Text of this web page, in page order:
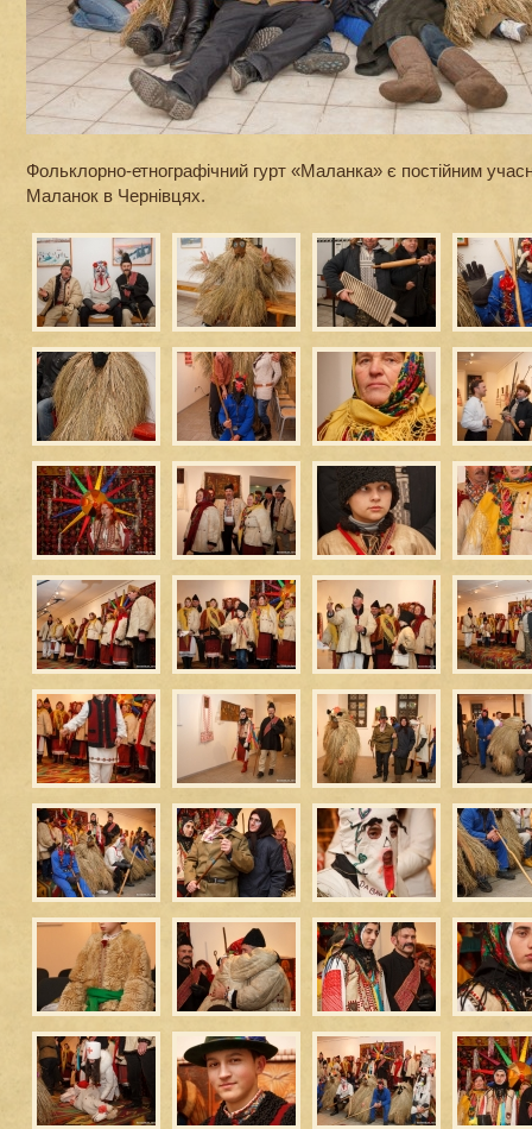
Фольклорно-етнографічний гурт «Маланка» є постійним
Маланок в Чернівцях.